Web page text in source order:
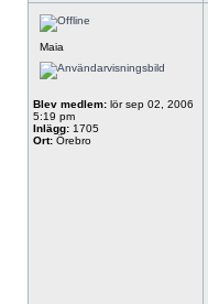
Maia
Blev medlem: lör sep 02, 2006
5:19 pm
Inlägg: 1705
Ort: Örebro